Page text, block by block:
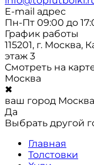
E-mail адрес
Пн-Пт 09:00 до
График работы
115201, г. Москва,
этаж 3
Смотреть на
Москва
✖
ваш город
Да
Выбрать другой
Главная
Толстовки